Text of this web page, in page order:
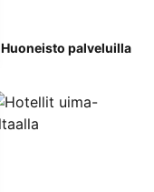
Huoneisto palveluilla